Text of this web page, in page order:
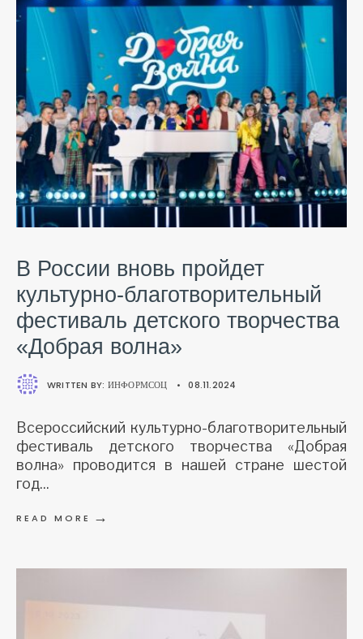
В России вновь пройдет
культурно-благотворительный
фестиваль детского творчества
«Добрая волна»
WRITTEN BY: ИНФОРМСОЦ • 08.11.2024
Всероссийский культурно-благотворительный
фестиваль детского творчества «Добрая
волна» проводится в нашей стране шестой
год...
READ MORE →